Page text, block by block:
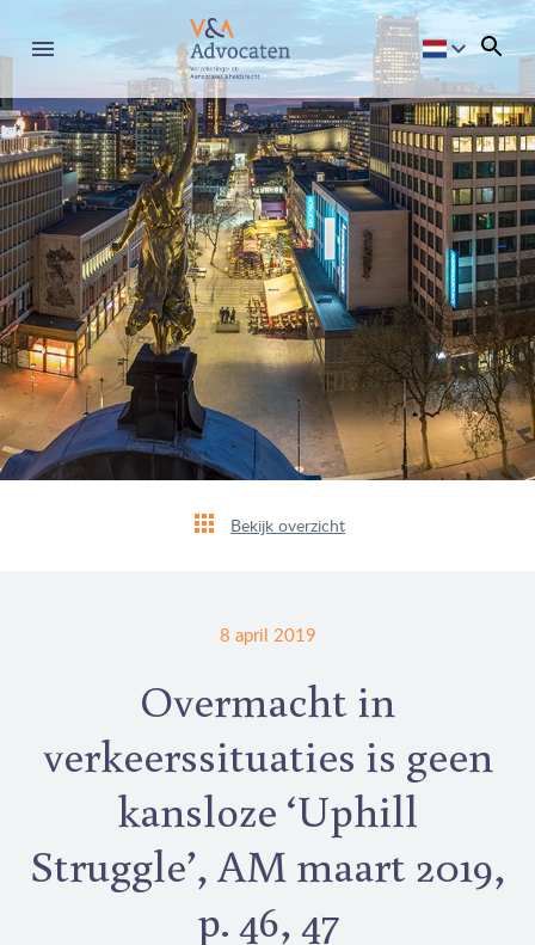
Bekijk overzicht
8 april 2019
Overmacht in
verkeerssituaties is geen
kansloze ‘Uphill
Struggle’, AM maart 2019,
p. 46, 47